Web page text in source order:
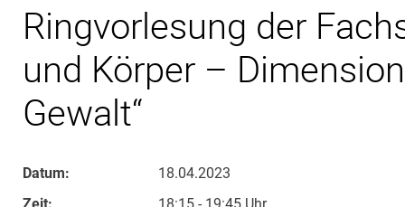
Ringvorlesung der
und Körper –
Gewalt“
Datum:
18.04.2023